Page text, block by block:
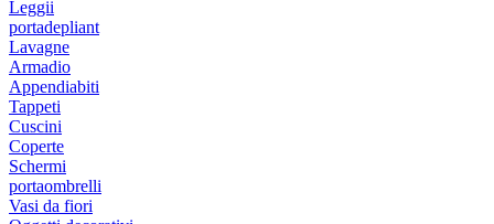
Leggii
portadepliant
Lavagne
Armadio
Appendiabiti
Tappeti
Cuscini
Coperte
Schermi
portaombrelli
Vasi da fiori